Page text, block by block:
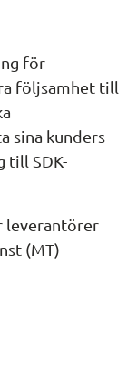
för
följsamhet till
sina kunders
till SDK-
leverantörer
(MT)